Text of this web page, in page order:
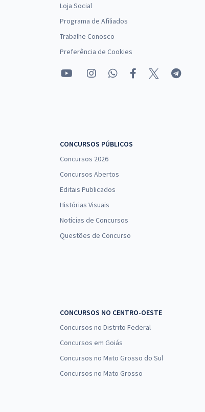
Loja Social
Programa de Afiliados
Trabalhe Conosco
Preferência de Cookies
CONCURSOS PÚBLICOS
Concursos 2026
Concursos Abertos
Editais Publicados
Histórias Visuais
Notícias de Concursos
Questões de Concurso
CONCURSOS NO CENTRO-OESTE
Concursos no Distrito Federal
Concursos em Goiás
Concursos no Mato Grosso do Sul
Concursos no Mato Grosso